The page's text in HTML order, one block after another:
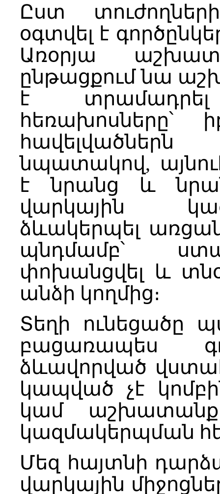
Ըստ
օգտվել է
Առօրյա
ընթացքում նա
է
հեռախոսները՝
նպատակով,
է նրանց և
վարկային
ձևակերպել
պնդմամբ՝
փոխանցվել և
անձի կողմից։
Տեղի ունեցածը
բացառապես
ձևավորված
կապված չէ
կամ
կազմակերպման
Մեզ հայտնի
վարկային